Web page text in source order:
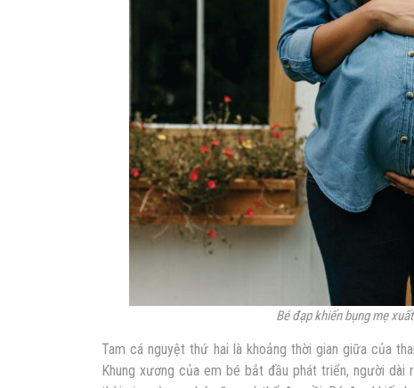
Bé đạp khiến bụng mẹ
Tam cá nguyệt thứ hai là khoảng thời gian giữa của
Khung xương của em bé bắt đầu phát triển, người